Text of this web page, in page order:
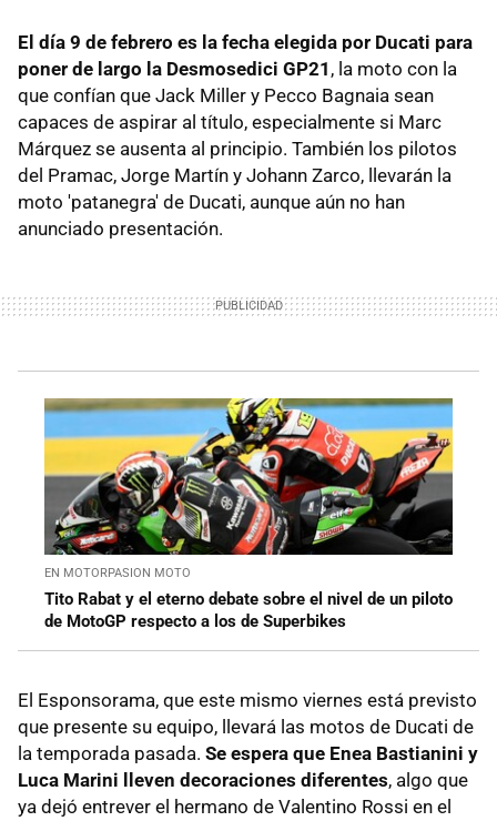
El día 9 de febrero es la fecha elegida por Ducati para
poner de largo la Desmosedici GP21 , la moto con la
que confían que Jack Miller y Pecco Bagnaia sean
capaces de aspirar al título, especialmente si Marc
Márquez se ausenta al principio. También los pilotos
del Pramac, Jorge Martín y Johann Zarco, llevarán la
moto 'patanegra' de Ducati, aunque aún no han
anunciado presentación.
EN MOTORPASION MOTO
Tito Rabat y el eterno debate sobre el nivel de un piloto
de MotoGP respecto a los de Superbikes
El Esponsorama, que este mismo viernes está previsto
que presente su equipo, llevará las motos de Ducati de
la temporada pasada. Se espera que Enea Bastianini y
Luca Marini lleven decoraciones diferentes, algo que
ya dejó entrever el hermano de Valentino Rossi en el